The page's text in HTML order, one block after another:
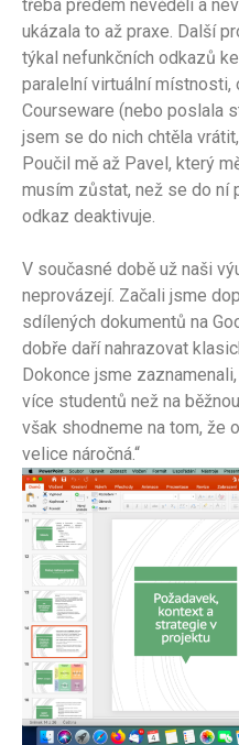
třeba předem nevěděli a
ukázala to až praxe. Další
týkal nefunkčních odkazů
paralelní virtuální místnosti,
Courseware (nebo poslala
jsem se do nich chtěla
Poučil mě až Pavel, který
musím zůstat, než se do ní
odkaz deaktivuje.
V současné době už naši
neprovázejí. Začali jsme
sdílených dokumentů na
dobře daří nahrazovat
Dokonce jsme
více studentů než na
však shodneme na tom, že
velice náročná.“